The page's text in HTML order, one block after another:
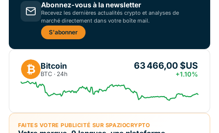
Abonnez-vous à la newsletter
Recevez les dernières actualités crypto et analyses de
marché directement dans votre boîte mail.
S'abonner
₿ Bitcoin
BTC · 24h
63 466,00 $US
+1.10%
FAITES VOTRE PUBLICITÉ SUR SPAZIOCRYPTO